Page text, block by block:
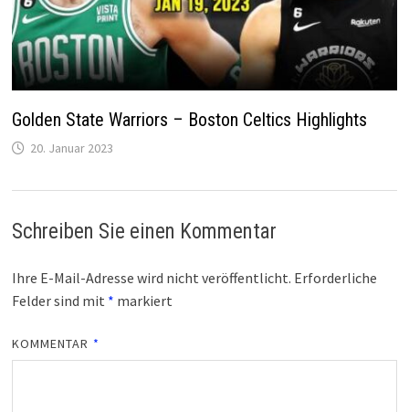
Golden State Warriors – Boston Celtics Highlights
20. Januar 2023
Schreiben Sie einen Kommentar
Ihre E-Mail-Adresse wird nicht veröffentlicht. Erforderliche
Felder sind mit * markiert
KOMMENTAR *